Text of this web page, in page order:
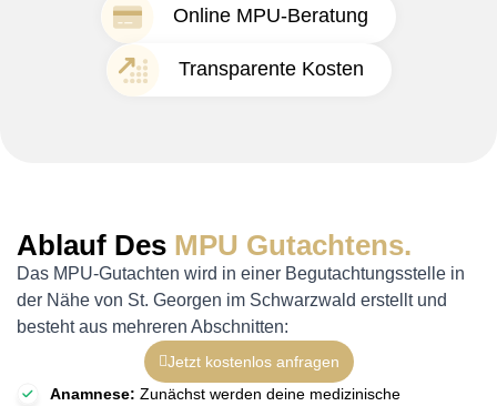
Online MPU-Beratung
Transparente Kosten
Ablauf Des MPU Gutachtens.
Das MPU-Gutachten wird in einer Begutachtungsstelle in
der Nähe von St. Georgen im Schwarzwald erstellt und
besteht aus mehreren Abschnitten:
Jetzt kostenlos anfragen
Anamnese: Zunächst werden deine medizinische